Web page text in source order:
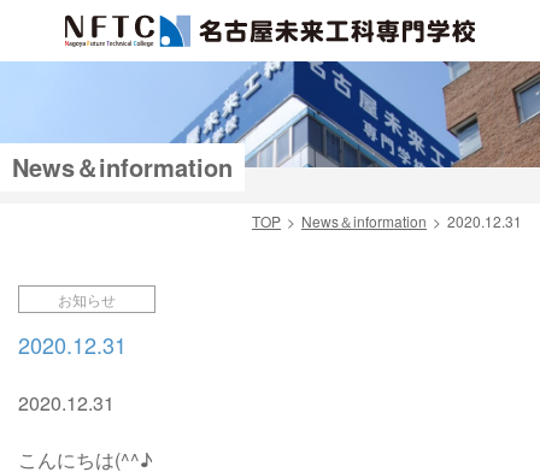
News＆information
TOP News＆information 2020.12.31
お知らせ
2020.12.31
2020.12.31
こんにちは(^^♪